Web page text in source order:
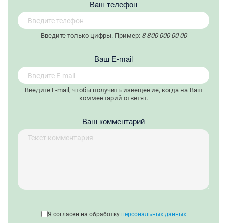
Вaш телефон
Введите только цифры. Пример: 8 800 000 00 00
Вaш E-mail
Введите E-mail, чтобы получить извещение, когда на Ваш
комментарий ответят.
Ваш комментарий
Я согласен на обработку персональных данных